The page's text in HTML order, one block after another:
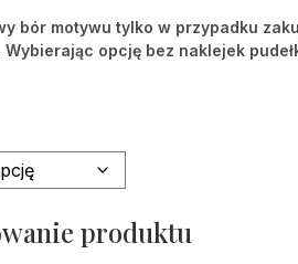
bór motywu tylko w przypadku
opcję bez naklejek
produktu